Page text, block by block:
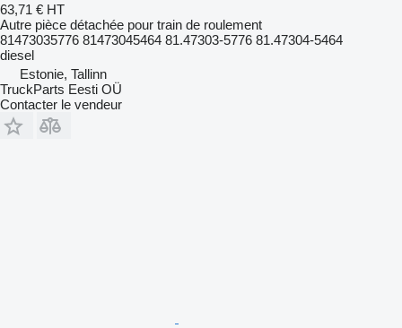
63,71 € HT
Autre pièce détachée pour train de roulement
81473035776 81473045464 81.47303-5776 81.47304-5464
diesel
Estonie, Tallinn
TruckParts Eesti OÜ
Contacter le vendeur